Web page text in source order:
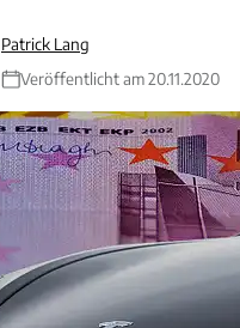
Patrick Lang
Veröffentlicht am 20.11.2020